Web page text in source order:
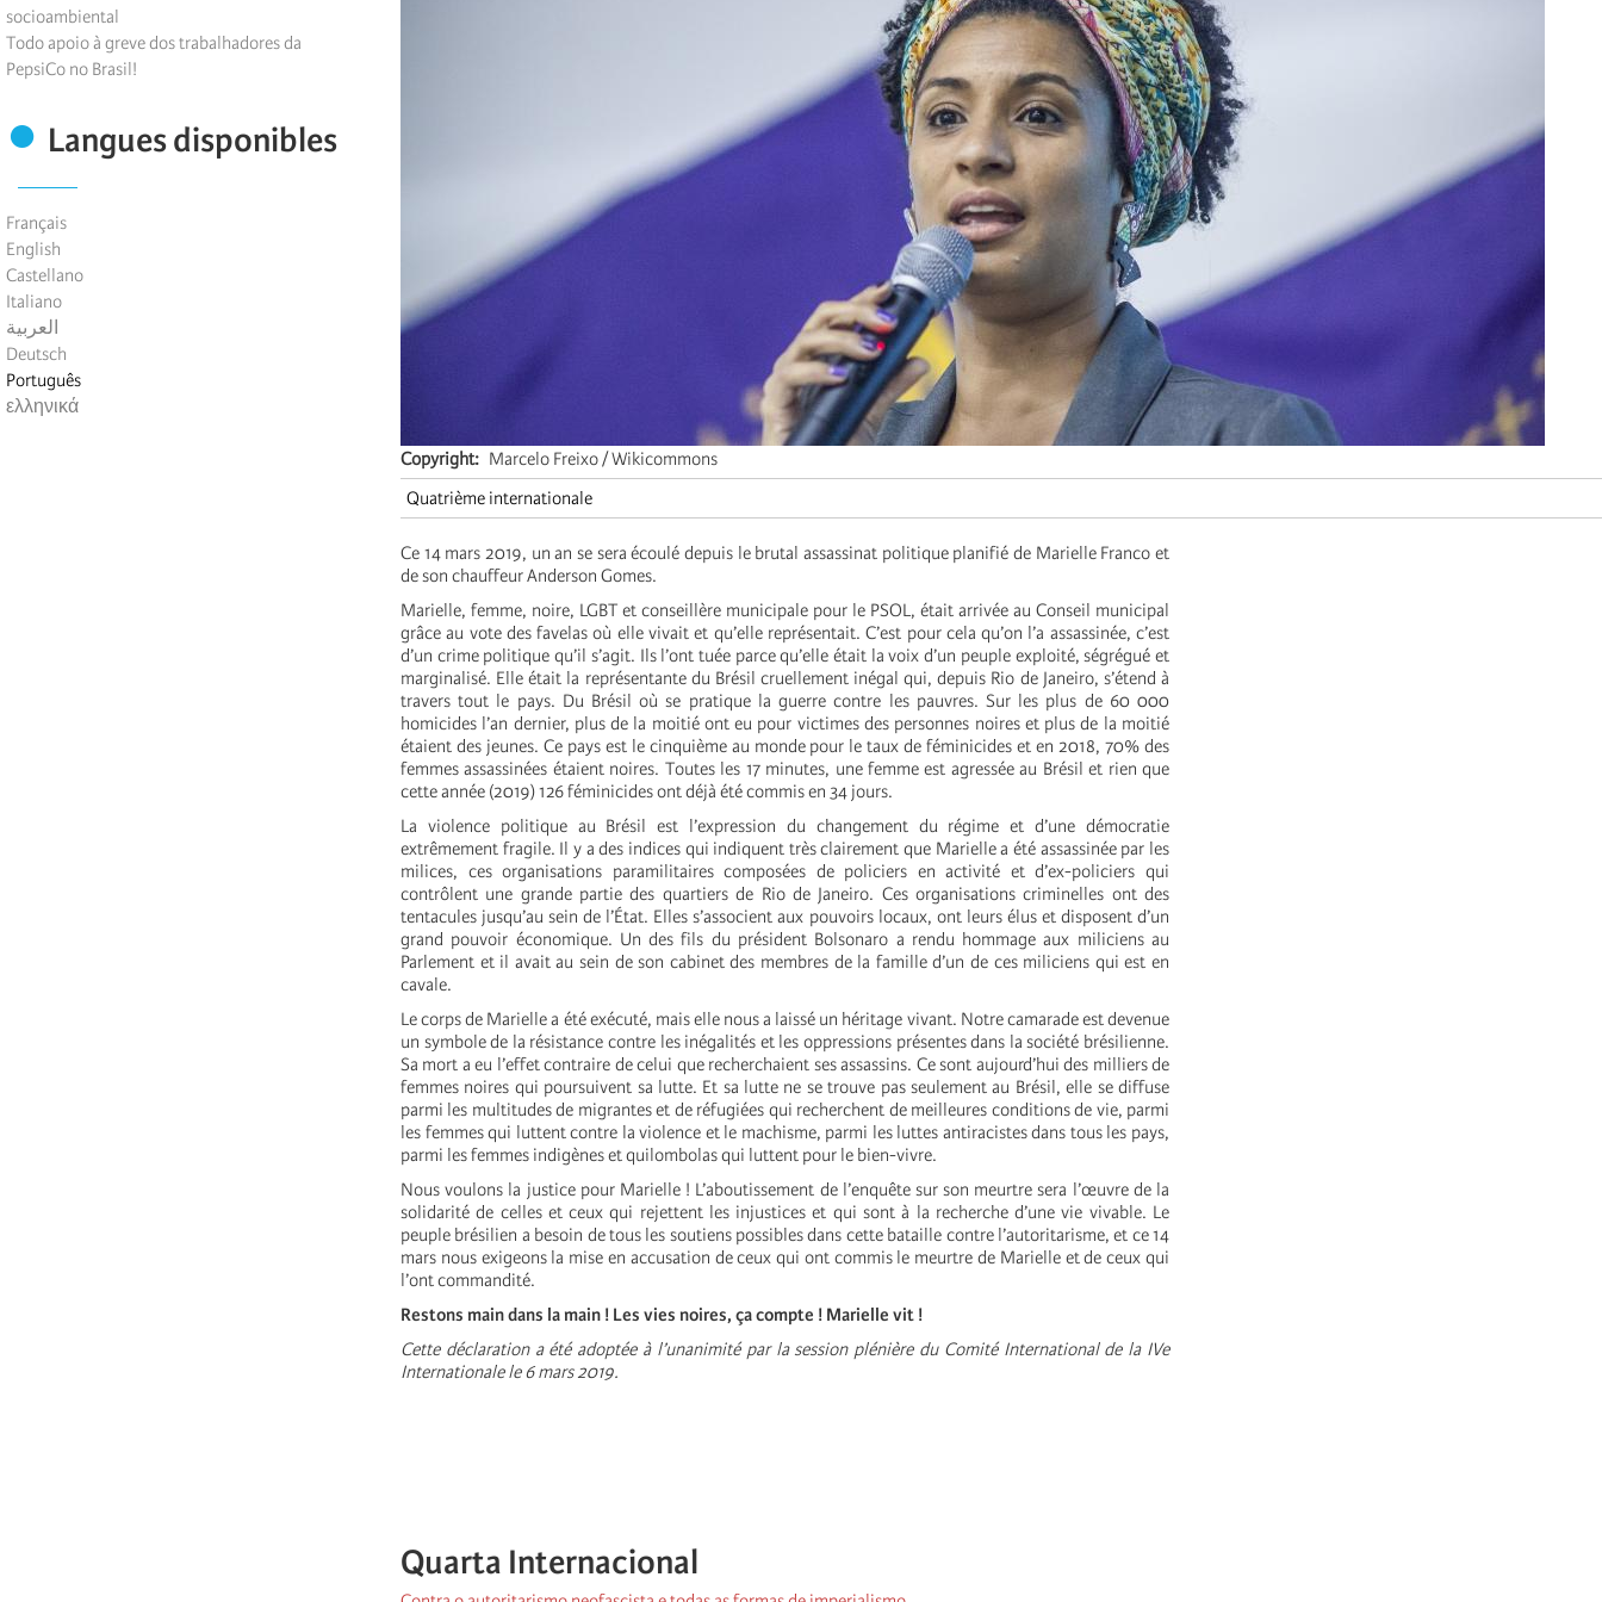
socioambiental
Todo apoio à greve dos trabalhadores da
PepsiCo no Brasil!
Langues disponibles
Français
English
Castellano
Italiano
العربية
Deutsch
Português
ελληνικά
Copyright
Marcelo Freixo / Wikicommons
Quatrième internationale
Ce 14 mars 2019, un an se sera écoulé depuis le brutal assassinat politique planifié de Marielle Franco et
de son chauffeur Anderson Gomes.
Marielle, femme, noire, LGBT et conseillère municipale pour le PSOL, était arrivée au Conseil municipal
grâce au vote des favelas où elle vivait et qu’elle représentait. C’est pour cela qu’on l’a assassinée, c’est
d’un crime politique qu’il s’agit. Ils l’ont tuée parce qu’elle était la voix d’un peuple exploité, ségrégué et
marginalisé. Elle était la représentante du Brésil cruellement inégal qui, depuis Rio de Janeiro, s’étend à
travers tout le pays. Du Brésil où se pratique la guerre contre les pauvres. Sur les plus de 60 000
homicides l’an dernier, plus de la moitié ont eu pour victimes des personnes noires et plus de la moitié
étaient des jeunes. Ce pays est le cinquième au monde pour le taux de féminicides et en 2018, 70% des
femmes assassinées étaient noires. Toutes les 17 minutes, une femme est agressée au Brésil et rien que
cette année (2019) 126 féminicides ont déjà été commis en 34 jours.
La violence politique au Brésil est l’expression du changement du régime et d’une démocratie
extrêmement fragile. Il y a des indices qui indiquent très clairement que Marielle a été assassinée par les
milices, ces organisations paramilitaires composées de policiers en activité et d’ex-policiers qui
contrôlent une grande partie des quartiers de Rio de Janeiro. Ces organisations criminelles ont des
tentacules jusqu’au sein de l’État. Elles s’associent aux pouvoirs locaux, ont leurs élus et disposent d’un
grand pouvoir économique. Un des fils du président Bolsonaro a rendu hommage aux miliciens au
Parlement et il avait au sein de son cabinet des membres de la famille d’un de ces miliciens qui est en
cavale.
Le corps de Marielle a été exécuté, mais elle nous a laissé un héritage vivant. Notre camarade est devenue
un symbole de la résistance contre les inégalités et les oppressions présentes dans la société brésilienne.
Sa mort a eu l’effet contraire de celui que recherchaient ses assassins. Ce sont aujourd’hui des milliers de
femmes noires qui poursuivent sa lutte. Et sa lutte ne se trouve pas seulement au Brésil, elle se diffuse
parmi les multitudes de migrantes et de réfugiées qui recherchent de meilleures conditions de vie, parmi
les femmes qui luttent contre la violence et le machisme, parmi les luttes antiracistes dans tous les pays,
parmi les femmes indigènes et quilombolas qui luttent pour le bien-vivre.
Nous voulons la justice pour Marielle ! L’aboutissement de l’enquête sur son meurtre sera l’œuvre de la
solidarité de celles et ceux qui rejettent les injustices et qui sont à la recherche d’une vie vivable. Le
peuple brésilien a besoin de tous les soutiens possibles dans cette bataille contre l’autoritarisme, et ce 14
mars nous exigeons la mise en accusation de ceux qui ont commis le meurtre de Marielle et de ceux qui
l’ont commandité.
Restons main dans la main ! Les vies noires, ça compte ! Marielle vit !
Cette déclaration a été adoptée à l’unanimité par la session plénière du Comité International de la IVe
Internationale le 6 mars 2019.
Quarta Internacional